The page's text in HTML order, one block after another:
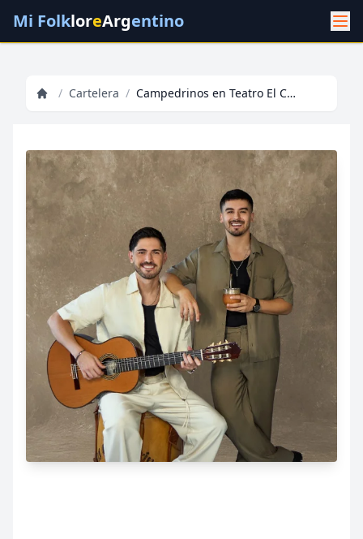
Mi FolkloreArgentino
/ Cartelera / Campedrinos en Teatro El Círculo